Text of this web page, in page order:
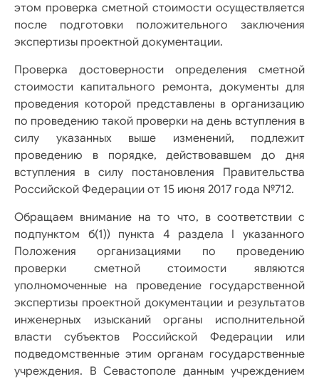
этом проверка сметной стоимости осуществляется
после подготовки положительного заключения
экспертизы проектной документации.
Проверка достоверности определения сметной
стоимости капитального ремонта, документы для
проведения которой представлены в организацию
по проведению такой проверки на день вступления в
силу указанных выше изменений, подлежит
проведению в порядке, действовавшем до дня
вступления в силу постановления Правительства
Российской Федерации от 15 июня 2017 года №712.
Обращаем внимание на то что, в соответствии с
подпунктом б(1)) пункта 4 раздела I указанного
Положения организациями по проведению
проверки сметной стоимости являются
уполномоченные на проведение государственной
экспертизы проектной документации и результатов
инженерных изысканий органы исполнительной
власти субъектов Российской Федерации или
подведомственные этим органам государственные
учреждения. В Севастополе данным учреждением